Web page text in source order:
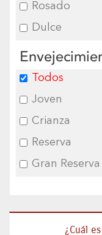
Rosado
Dulce
Todos
Joven
Crianza
Reserva
Gran Reserva
¿Cuál